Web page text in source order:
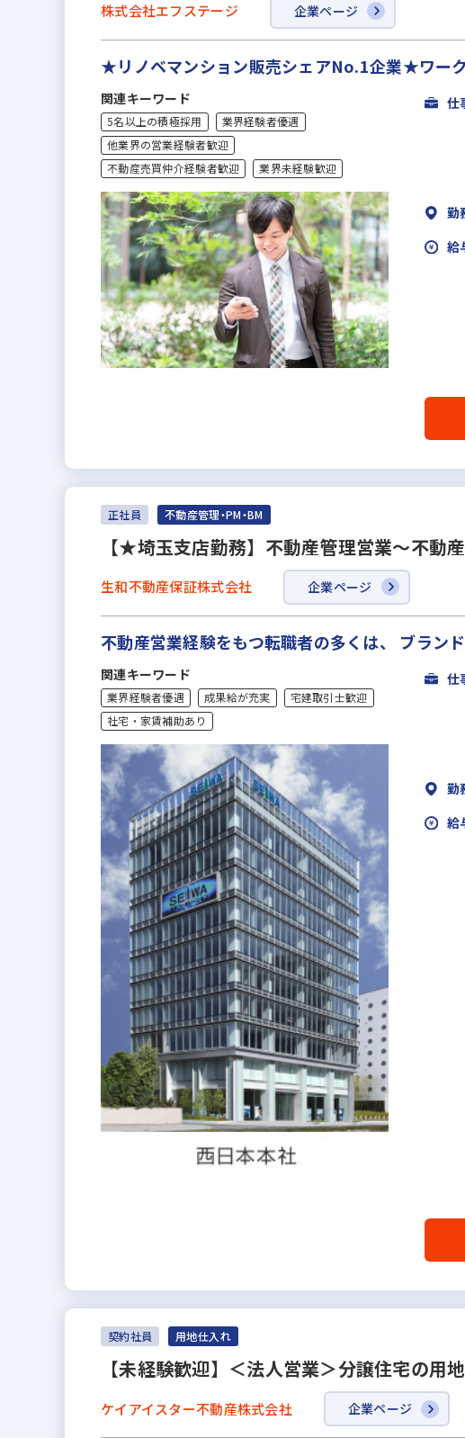
株式会社エフステージ 企業ページ
★リノベマンション販売シェアNo.1企業★ワー
関連キーワード
5名以上の積極採用
業界経験者優遇
他業界の営業経験者歓迎
不動産売買仲介経験者歓迎
業界未経験歓迎
仕
勤
給
正社員 不動産管理・PM・BM
【★埼玉支店勤務】不動産管理営業〜不動
生和不動産保証株式会社 企業ページ
不動産営業経験をもつ転職者の多くは、 ブラン
関連キーワード
業界経験者優遇 成果給が充実
宅建取引士歓迎
社宅・家賃補助あり
仕
勤
給
契約社員 用地仕入れ
【未経験歓迎】＜法人営業＞分譲住宅の
ケイアイスター不動産株式会社 企業ページ